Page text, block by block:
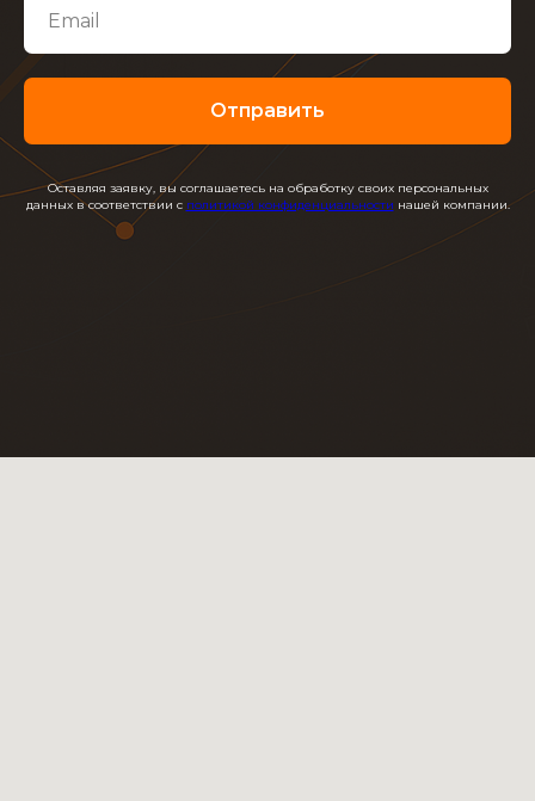
Отправить
Оставляя заявку, вы соглашаетесь на обработку своих персональных
данных в соответствии с политикой конфиденциальности нашей компании.